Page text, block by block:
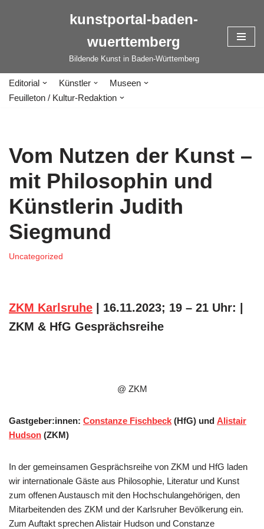
kunstportal-baden-
wuerttemberg
Bildende Kunst in Baden-Württemberg
Editorial Künstler
Museen
Feuilleton / Kultur-Redaktion
Vom Nutzen der Kunst –
mit Philosophin und
Künstlerin Judith
Siegmund
Uncategorized
ZKM Karlsruhe | 16.11.2023; 19 – 21 Uhr: |
ZKM & HfG Gesprächsreihe
@ ZKM
Gastgeber:innen: Constanze Fischbeck (HfG) und Alistair
Hudson (ZKM)
In der gemeinsamen Gesprächsreihe von ZKM und HfG laden
wir internationale Gäste aus Philosophie, Literatur und Kunst
zum offenen Austausch mit den Hochschulangehörigen, den
Mitarbeitenden des ZKM und der Karlsruher Bevölkerung ein.
Zum Auftakt sprechen Alistair Hudson und Constanze